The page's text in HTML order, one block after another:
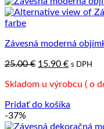
Závesná moderná
25.00€ Pôvodná
bola:
15.90 €Aktuálna
je:
s DPH
Skladom u výrobcu ( o
Pridať do košíka
-37%